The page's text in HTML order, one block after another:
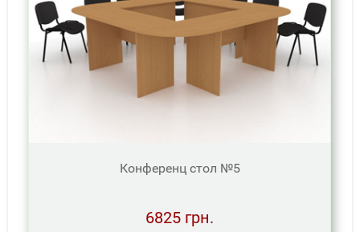
Конференц стол №5
6825 грн.